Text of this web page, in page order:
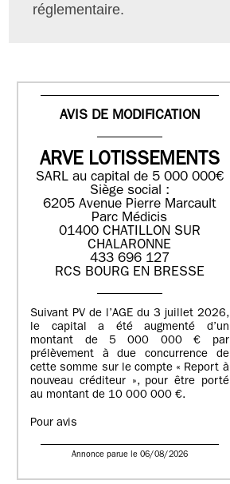
réglementaire.
AVIS DE MODIFICATION
ARVE LOTISSEMENTS
SARL au capital de 5 000 000€
Siège social :
6205 Avenue Pierre Marcault
Parc Médicis
01400 CHATILLON SUR
CHALARONNE
433 696 127
RCS BOURG EN BRESSE
Suivant PV de l’AGE du 3 juillet 2026,
le capital a été augmenté d’un
montant de 5 000 000 € par
prélèvement à due concurrence de
cette somme sur le compte « Report à
nouveau créditeur », pour être porté
au montant de 10 000 000 €.
Pour avis
Annonce parue le 06/08/2026